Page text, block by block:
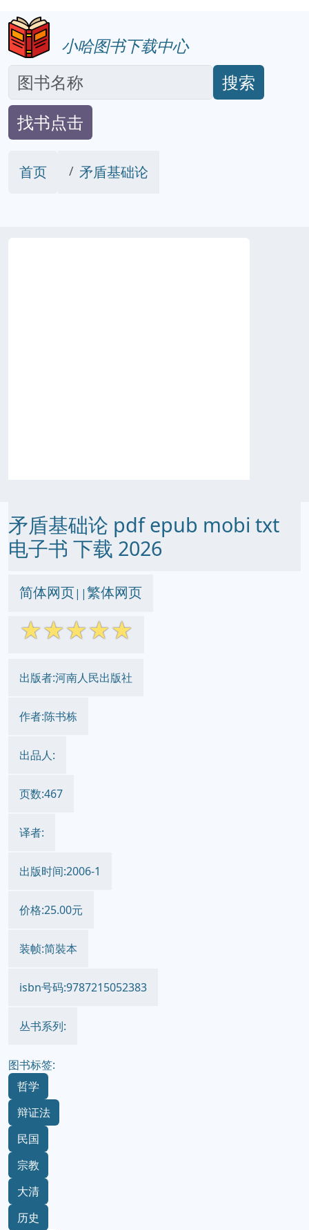
小哈图书下载中心
搜索
找书点击
首页 矛盾基础论
矛盾基础论 pdf epub mobi txt
电子书 下载 2026
简体网页||繁体网页
☆☆☆☆☆
出版者:河南人民出版社
作者:陈书栋
出品人:
页数:467
译者:
出版时间:2006-1
价格:25.00元
装帧:简裝本
isbn号码:9787215052383
丛书系列:
图书标签:
哲学
辩证法
民国
宗教
大清
历史